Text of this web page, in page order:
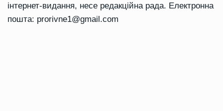
інтернет-видання, несе редакційна рада. Електронна
пошта: prorivne1@gmail.com